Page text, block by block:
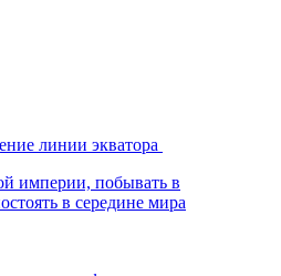
линии экватора
империи, побывать в
в середине мира